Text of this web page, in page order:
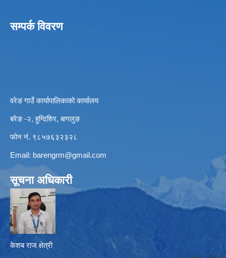
सम्पर्क विवरण
वरेङ गाउँ कार्यापालिकाको कार्यालय
बरेङ -२, हुग्दिशिर, बागलुङ
फोन नं. ९८५७६३२३२८
Email: barengrm@gmail.com
सूचना अधिकारी
केशब राज क्षेत्री